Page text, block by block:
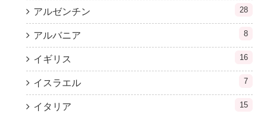
アルゼンチン 28
アルバニア 8
イギリス 16
イスラエル 7
イタリア 15